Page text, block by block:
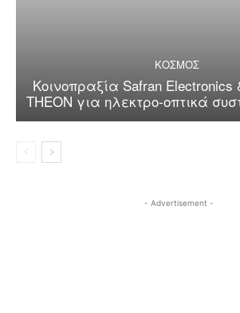
ΚΟΣΜΟΣ
Κοινοπραξία Safran Electronics
THEON για ηλεκτρο-οπτικά
- Advertisement -